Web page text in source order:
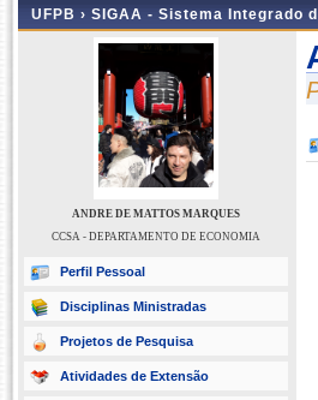
UFPB › SIGAA - Sistema Integrado
ANDRE DE MATTOS MARQUES
CCSA - DEPARTAMENTO DE ECONOMIA
Perfil Pessoal
Disciplinas Ministradas
Projetos de Pesquisa
Atividades de Extensão